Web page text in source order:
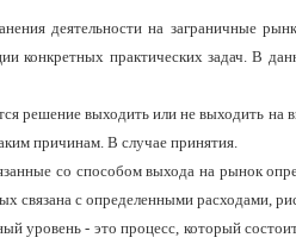
деятельности на заграничные
практических задач. В
решение выходить или не выходить на
причинам. В случае принятия.
со способом выхода на рынок
связана с определенными расходами,
- это процесс, который